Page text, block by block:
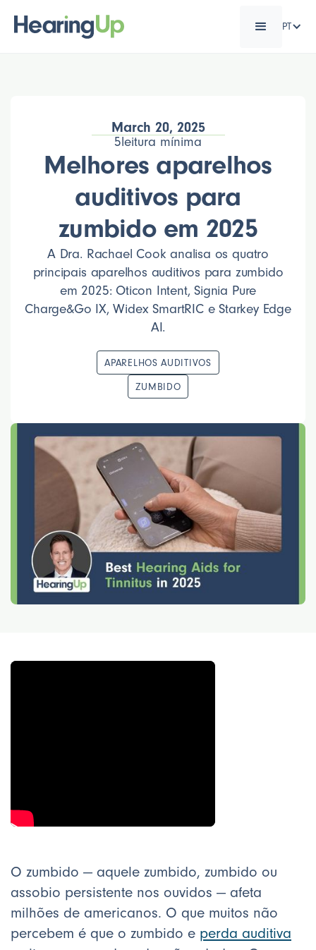
PT
March 20, 2025
5 leitura mínima
Melhores aparelhos
auditivos para
zumbido em 2025
A Dra. Rachael Cook analisa os quatro
principais aparelhos auditivos para zumbido
em 2025: Oticon Intent, Signia Pure
Charge&Go IX, Widex SmartRIC e Starkey Edge
AI.
APARELHOS AUDITIVOS
ZUMBIDO
O zumbido — aquele zumbido, zumbido ou
assobio persistente nos ouvidos — afeta
milhões de americanos. O que muitos não
percebem é que o zumbido e perda auditiva